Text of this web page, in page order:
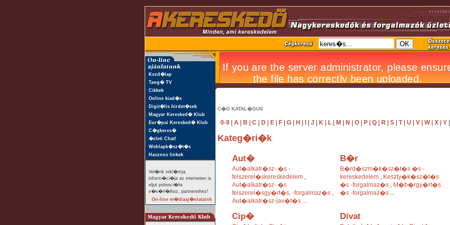
Kezd�lap
Tang� TV
Cikkek
Online kiad�s
Digit�lis hirdet�sek
Magyar Keresked� Klub
Eur�pai Keresked� Klub
C�gkeres�
�zleti Chat!
Weblapk�sz�t�s
Hasznos linkek
Vel�nk rekl�mja,
inform�ci�ja az interneten is
eljut potenci�lis
v�s�rl�ihoz, partnereihez!
On-line m�diaaj�nlataink
C�G KATAL�GUS
0-9| A| B C D| E| F| G| H J K| L| M N O| P| Q| R| S| T| U V| W| X| Y
Kateg�ri�k
Aut�
Aut�alkatr�sz- �s -
felszerel�skereskedelem ,
Aut�alkatr�sz- �s
felszerel�sgy�rt�s, -forgalmaz�s ,
Aut�alkatr�sz-jav�t�s ...
B�r
B�rd�szm�k�sz�t�s �s -
kereskedelem , Keszty�k�sz�t�s
�s -forgalmaz�s , M�b�rgy�rt�s
�s -forgalmaz�s ...
Cip� Divat